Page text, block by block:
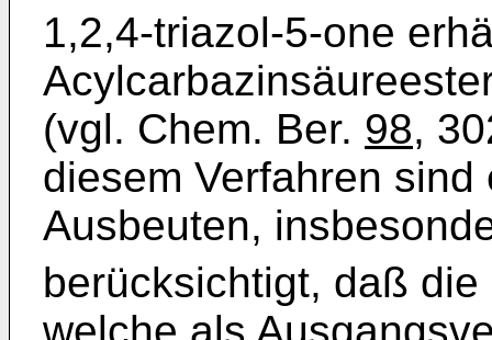
1,2,4-triazol-5-­one
(vgl. Chem. Ber. 98,
diesem Verfahren
Ausbeuten,
berücksichtigt, daß die